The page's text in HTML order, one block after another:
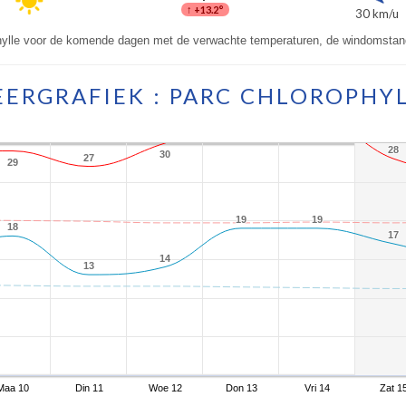
↑ +13.2° 30 km/u
voor de komende dagen met de verwachte temperaturen, de
: PARC
29
29 27
27 30
30 28
28
18
18
13
13
14
14
19
19 19
19
17
17
10 Din 11 Woe 12 Don 13 Vri 14 Zat